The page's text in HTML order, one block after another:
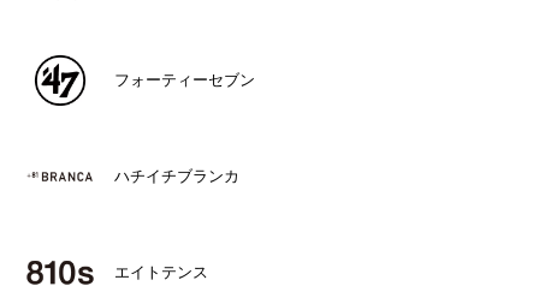
フォーティーセブン
ハチイチブランカ
エイトテンス